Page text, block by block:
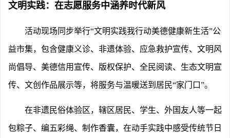
文明实践：在志愿服务中涵养时代新风
活动现场同步举行“文明实践我行动美德健康新生活”公
益市集，包含健康义诊、非遗体验、应急救护宣传、文明风
尚倡导、美德信用宣传、版权保护、全民阅读、生态文明宣
传、文创作品展示等，将服务与温暖送到居民“家门口”。
在非遗民俗体验区，辖区居民、学生、外国友人等一起
包粽子、编五彩绳、制作香囊，在动手实践中感受传统节日